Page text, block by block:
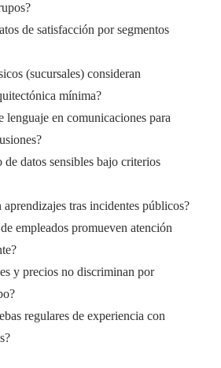
de satisfacción por segmentos
(sucursales) consideran
mínima?
lenguaje en comunicaciones para
de datos sensibles bajo criterios
aprendizajes tras incidentes públicos?
empleados promueven atención
y precios no discriminan por
regulares de experiencia con